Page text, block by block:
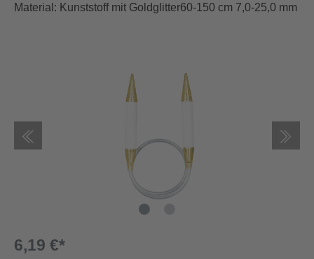
Material: Kunststoff mit Goldglitter60-150 cm 7,0-25,0 mm
6,19 €*